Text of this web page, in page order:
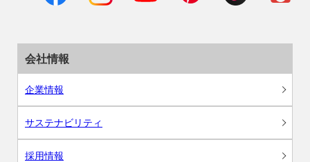
会社情報
企業情報
サステナビリティ
採用情報